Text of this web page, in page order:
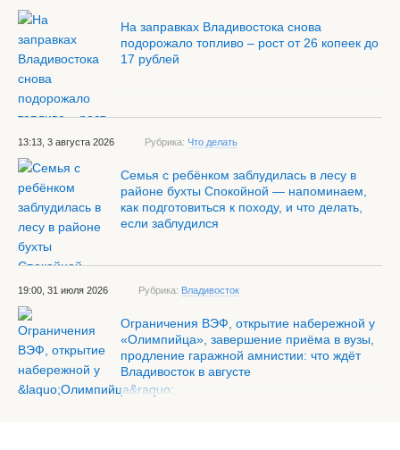
На заправках Владивостока снова
подорожало топливо – рост от 26 копеек до
17 рублей
13:13, 3 августа 2026 Рубрика: Что делать
Семья с ребёнком заблудилась в лесу в
районе бухты Спокойной — напоминаем,
как подготовиться к походу, и что делать,
если заблудился
19:00, 31 июля 2026 Рубрика: Владивосток
Ограничения ВЭФ, открытие набережной у
«Олимпийца», завершение приёма в вузы,
продление гаражной амнистии: что ждёт
Владивосток в августе